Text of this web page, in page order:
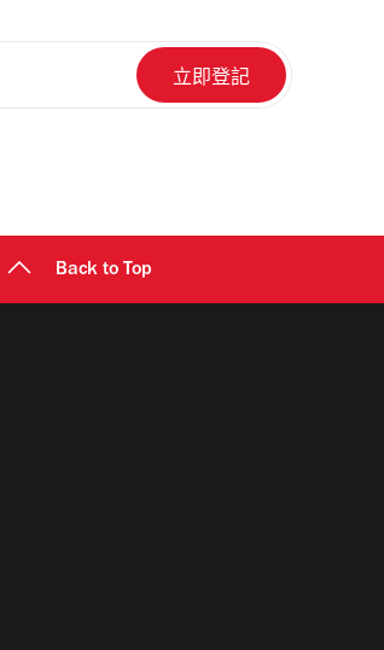
Back to Top